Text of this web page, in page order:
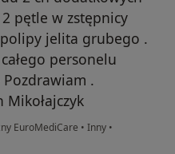
pętle w zstępnicy
jelita grubego .
personelu
.
Mikołajczyk
EuroMediCare • Inny •